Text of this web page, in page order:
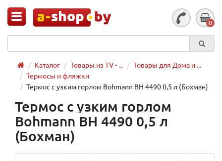
0
Каталог Товары из TV - ...
Товары для Дома и ...
Термосы и фляжки
Термос с узким горлом Bohmann BH 4490 0,5 л (Бохман)
Термос с узким горлом
Bohmann BH 4490 0,5 л
(Бохман)